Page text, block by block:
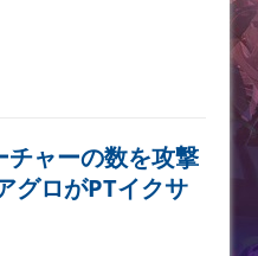
ャーの数を攻撃
グロがPTイクサ